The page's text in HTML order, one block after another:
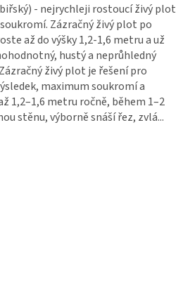
- nejrychleji rostoucí živý plot
Zázračný živý plot po
až do výšky 1,2-1,6 metru a už
hustý a neprůhledný
živý plot je řešení pro
maximum soukromí a
1,2–1,6 metru ročně, během 1–2
stěnu, výborně snáší řez, zvlá...